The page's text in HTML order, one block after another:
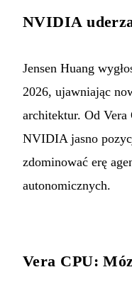
NVIDIA
Jensen Huang
2026, ujawniając
architektur. Od
NVIDIA jasno
zdominować erę
autonomicznych.
Vera CPU: